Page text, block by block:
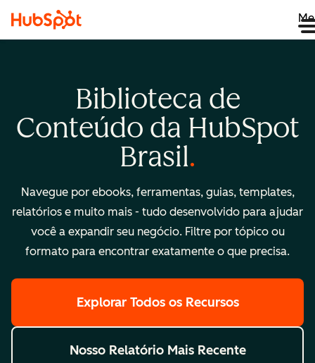
Biblioteca de
Conteúdo da HubSpot
Brasil
Navegue por ebooks, ferramentas, guias, templates,
relatórios e muito mais - tudo desenvolvido para ajudar
você a expandir seu negócio. Filtre por tópico ou
formato para encontrar exatamente o que precisa.
Explorar Todos os Recursos
Nosso Relatório Mais Recente